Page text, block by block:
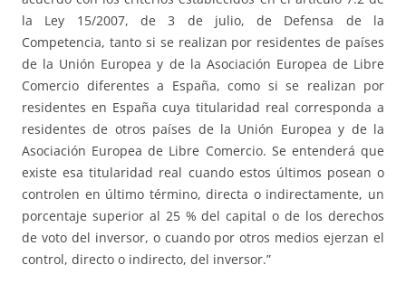
la Ley 15/2007, de 3 de julio, de Defensa de la
Competencia, tanto si se realizan por residentes de países
de la Unión Europea y de la Asociación Europea de Libre
Comercio diferentes a España, como si se realizan por
residentes en España cuya titularidad real corresponda a
residentes de otros países de la Unión Europea y de la
Asociación Europea de Libre Comercio. Se entenderá que
existe esa titularidad real cuando estos últimos posean o
controlen en último término, directa o indirectamente, un
porcentaje superior al 25 % del capital o de los derechos
de voto del inversor, o cuando por otros medios ejerzan el
control, directo o indirecto, del inversor.”